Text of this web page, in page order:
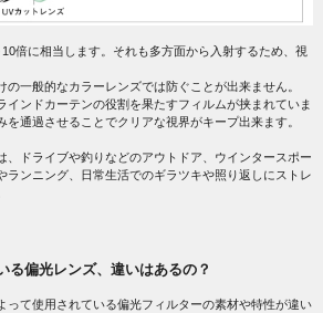
倍に相当します。それも多方面から入射するため、視
の一般的なカラーレンズでは防ぐことが出来ません。
インドカーテンの役割を果たすフィルムが挟まれていま
通過させることでクリアな視界がキープ出来ます。
、ドライブや釣りなどのアウトドア、ウインタースポー
ランニング、日常生活でのギラツキや照り返しにストレ
る偏光レンズ、違いはあるの？
って使用されている偏光フィルターの素材や特性が違い